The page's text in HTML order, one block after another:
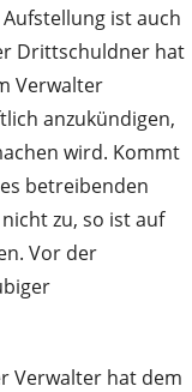
ist auch
Drittschuldner hat
Verwalter
anzukündigen,
wird. Kommt
betreibenden
zu, so ist auf
Vor der
Verwalter hat dem